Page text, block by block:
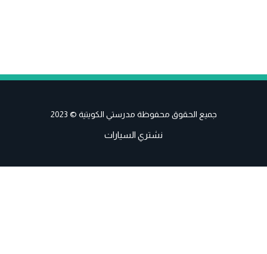
جميع الحقوق محفوظة مدرستي الكويتية © 2023
نشتري السيارات